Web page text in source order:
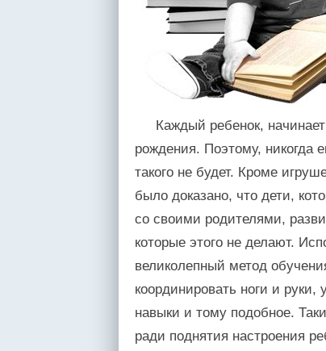
Каждый ребенок,
рождения. Поэтому, никогда
такого не будет. Кроме
было доказано, что дети,
со своими родителями,
которые этого не делают.
великолепный метод
координировать ноги и
навыки и тому подобное.
ради поднятия настроения